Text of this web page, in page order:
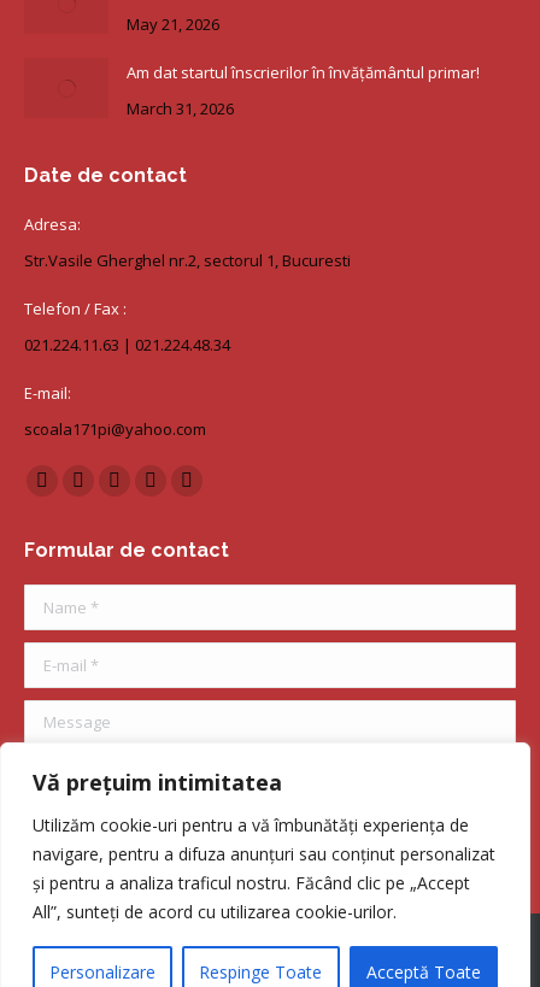
Vă prețuim intimitatea
Utilizăm cookie-uri pentru a vă îmbunătăți experiența de
navigare, pentru a difuza anunțuri sau conținut personalizat
și pentru a analiza traficul nostru. Făcând clic pe „Accept
All”, sunteți de acord cu utilizarea cookie-urilor.
Personalizare Respinge Toate Acceptă Toate
May 21, 2026
Am dat startul înscrierilor în învățământul primar!
March 31, 2026
Date de contact
Adresa:
Str.Vasile Gherghel nr.2, sectorul 1, Bucuresti
Telefon / Fax :
021.224.11.63 | 021.224.48.34
E-mail:
scoala171pi@yahoo.com
Find us on:
Facebook
opens
in
new
X
opens
in
new
Dribbble
opens
in
Github
opens
in
Behance
opens
in
Formular de contact
Name *
E-mail *
Message
Submit
Copyright © 2019 Școala Gimnazială "Petre Ispirescu". Toate drepturile